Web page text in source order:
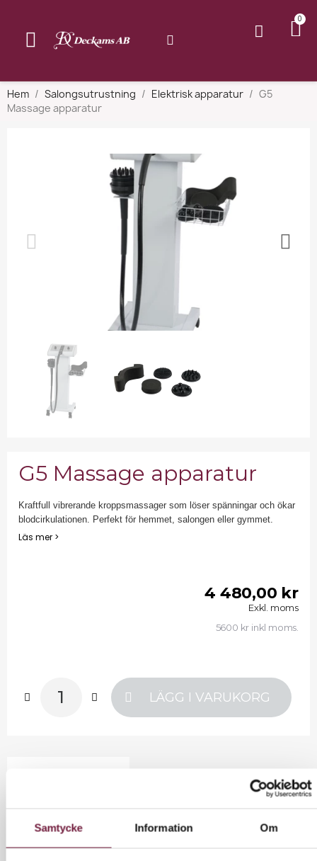
Samtycke Information Om
Hem Salongsutrustning Elektrisk apparatur
G5
Massage apparatur
G5 Massage apparatur
Kraftfull vibrerande kroppsmassager som löser spänningar och ökar
blodcirkulationen. Perfekt för hemmet, salongen eller gymmet.
Läs mer >
4 480,00 kr
Exkl. moms
5600 kr inkl moms.
LÄGG I VARUKORG
Genom att alternera applikatorerna och